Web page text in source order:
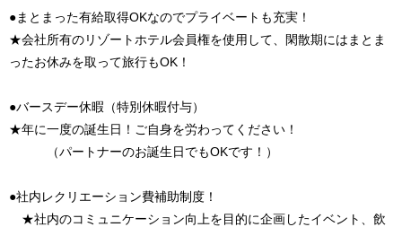
●まとまった有給取得OKなのでプライベートも充実！
★会社所有のリゾートホテル会員権を使用して、閑散期にはまとま
ったお休みを取って旅行もOK！
●バースデー休暇（特別休暇付与）
★年に一度の誕生日！ご自身を労わってください！
（パートナーのお誕生日でもOKです！）
●社内レクリエーション費補助制度！
★社内のコミュニケーション向上を目的に企画したイベント、飲